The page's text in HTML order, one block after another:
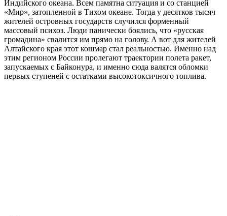
Индийского океана. Всем памятна ситуация и со станцией
«Мир», затопленной в Тихом океане. Тогда у десятков тысяч
жителей островных государств случился форменный
массовый психоз. Люди панически боялись, что «русская
громадина» свалится им прямо на голову. А вот для жителей
Алтайского края этот кошмар стал реальностью. Именно над
этим регионом России пролегают траектории полета ракет,
запускаемых с Байконура, и именно сюда валятся обломки
первых ступеней с остатками высокотоксичного топлива.